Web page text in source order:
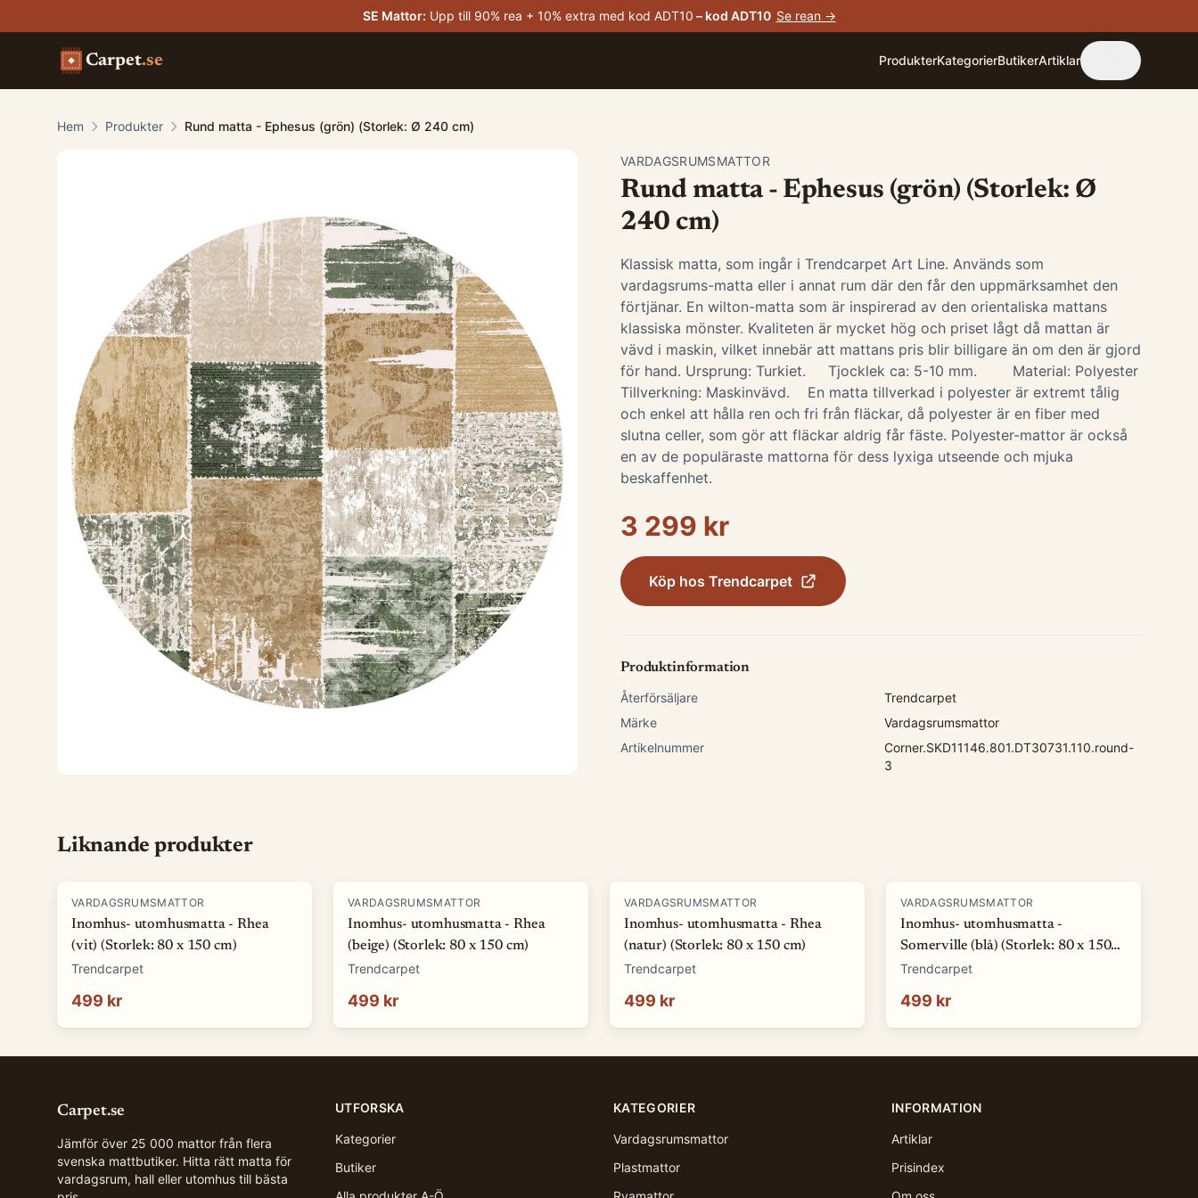
SE Mattor: Upp till 90% rea + 10% extra med kod ADT10 – kod ADT10 Se rean →
Carpet.se ProdukterKategorierButikerArtiklar
Hem Produkter Rund matta - Ephesus (grön) (Storlek: Ø 240 cm)
VARDAGSRUMSMATTOR
Rund matta - Ephesus (grön) (Storlek: Ø
240 cm)
Klassisk matta, som ingår i Trendcarpet Art Line. Används som
vardagsrums-matta eller i annat rum där den får den uppmärksamhet den
förtjänar. En wilton-matta som är inspirerad av den orientaliska mattans
klassiska mönster. Kvaliteten är mycket hög och priset lågt då mattan är
vävd i maskin, vilket innebär att mattans pris blir billigare än om den är gjord
för hand. Ursprung: Turkiet. Tjocklek ca: 5-10 mm. Material: Polyester
Tillverkning: Maskinvävd. ​ En matta tillverkad i polyester är extremt tålig
och enkel att hålla ren och fri från fläckar, då polyester är en fiber med
slutna celler, som gör att fläckar aldrig får fäste. Polyester-mattor är också
en av de populäraste mattorna för dess lyxiga utseende och mjuka
beskaffenhet.
3 299 kr
Köp hos Trendcarpet
Produktinformation
Återförsäljare
Trendcarpet
Märke
Vardagsrumsmattor
Artikelnummer
Corner.SKD11146.801.DT30731.110.round-
3
Liknande produkter
VARDAGSRUMSMATTOR
Inomhus- utomhusmatta - Rhea
(vit) (Storlek: 80 x 150 cm)
Trendcarpet
499 kr
VARDAGSRUMSMATTOR
Inomhus- utomhusmatta - Rhea
(beige) (Storlek: 80 x 150 cm)
Trendcarpet
499 kr
VARDAGSRUMSMATTOR
Inomhus- utomhusmatta - Rhea
(natur) (Storlek: 80 x 150 cm)
Trendcarpet
499 kr
VARDAGSRUMSMATTOR
Inomhus- utomhusmatta -
Somerville (blå) (Storlek: 80 x 150
cm)
Trendcarpet
499 kr
Carpet.se
Jämför över 25 000 mattor från flera
svenska mattbutiker. Hitta rätt matta för
vardagsrum, hall eller utomhus till bästa
UTFORSKA
Kategorier
Butiker
KATEGORIER
Vardagsrumsmattor
Plastmattor
INFORMATION
Artiklar
Prisindex